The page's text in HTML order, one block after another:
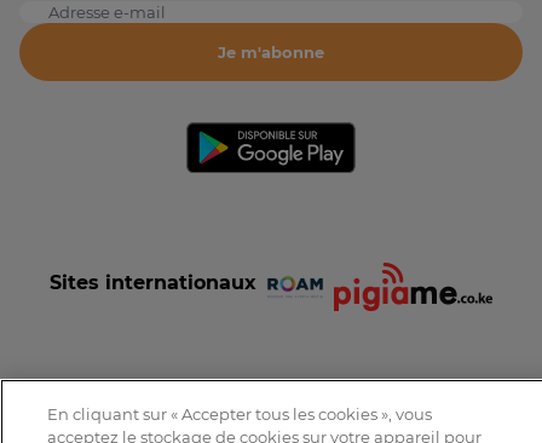
Adresse e-mail
Je m'abonne
Sites internationaux
Conditions et Charte d'utilisation
Politique de confidentialité
En cliquant sur « Accepter tous les cookies », vous
acceptez le stockage de cookies sur votre appareil pour